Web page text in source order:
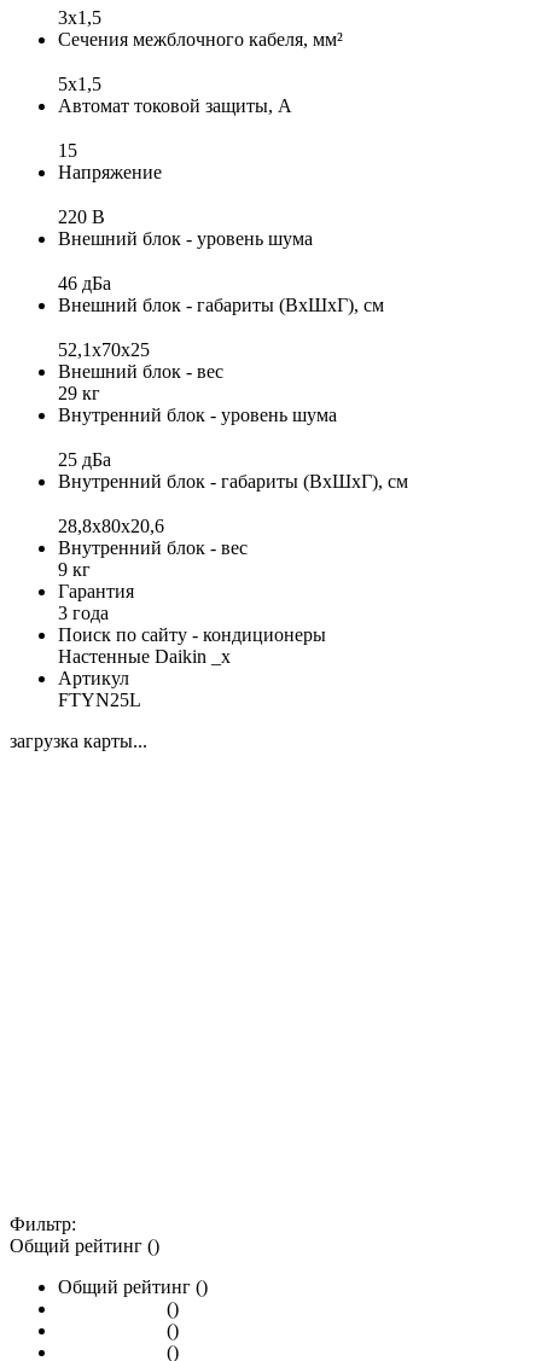
3x1,5
Сечения межблочного кабеля, мм²
5x1,5
Автомат токовой защиты, А
15
Напряжение
220 В
Внешний блок - уровень шума
46 дБа
Внешний блок - габариты (ВхШхГ), см
52,1x70x25
Внешний блок - вес
29 кг
Внутренний блок - уровень шума
25 дБа
Внутренний блок - габариты (ВхШхГ), см
28,8x80x20,6
Внутренний блок - вес
9 кг
Гарантия
3 года
Поиск по сайту - кондиционеры
Настенные Daikin _x
Артикул
FTYN25L
загрузка карты...
Фильтр:
Общий рейтинг ()
Общий рейтинг ()
()
()
()